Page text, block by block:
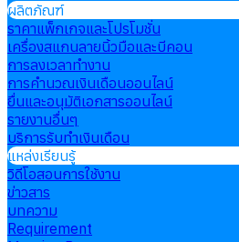
ผลิตภัณฑ์
ราคาแพ็กเกจและโปรโมชั่น
เครื่องสแกนลายนิ้วมือและบีคอน
การลงเวลาทำงาน
การคำนวณเงินเดือนออนไลน์
ยื่นและอนุมัติเอกสารออนไลน์
รายงานอื่นๆ
บริการรับทำเงินเดือน
แหล่งเรียนรู้
วิดีโอสอนการใช้งาน
ข่าวสาร
บทความ
Requirement